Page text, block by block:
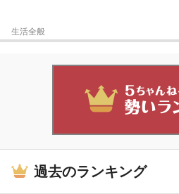
生活全般
過去のランキング